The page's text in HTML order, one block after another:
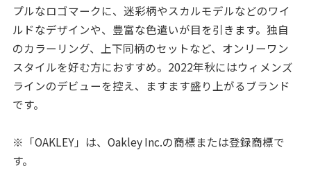
プルなロゴマークに、迷彩柄やスカルモデルなどのワイ
ルドなデザインや、豊富な色遣いが目を引きます。独自
のカラーリング、上下同柄のセットなど、オンリーワン
スタイルを好む方におすすめ。2022年秋にはウィメンズ
ラインのデビューを控え、ますます盛り上がるブランド
です。
※「OAKLEY」は、Oakley Inc.の商標または登録商標で
す。